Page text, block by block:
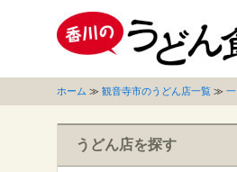
ホーム ≫ 観音寺市のうどん店一覧 ≫ 一
うどん店を探す